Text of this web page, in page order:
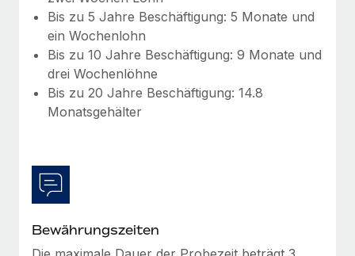
Bis zu 5 Jahre Beschäftigung: 5 Monate und
ein Wochenlohn
Bis zu 10 Jahre Beschäftigung: 9 Monate und
drei Wochenlöhne
Bis zu 20 Jahre Beschäftigung: 14.8
Monatsgehälter
Bewährungszeiten